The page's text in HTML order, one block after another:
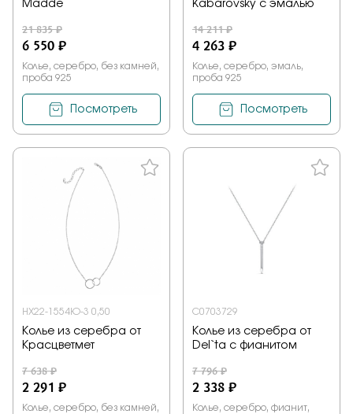
Madde
21 835 ₽
6 550 ₽
Колье, серебро, без камней,
проба 925
Посмотреть
Kabarovsky с эмалью
14 211 ₽
4 263 ₽
Колье, серебро, эмаль,
проба 925
Посмотреть
НХ22-1554Ю-3 0,50
Колье из серебра от
Красцветмет
7 638 ₽
2 291 ₽
Колье, серебро, без камней,
С0703729
Колье из серебра от
Del`ta с фианитом
7 796 ₽
2 338 ₽
Колье, серебро, фианит,